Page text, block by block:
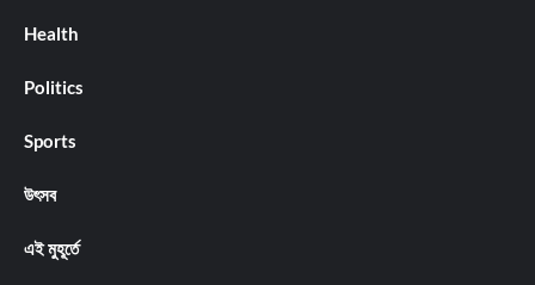
Health
Politics
Sports
উৎসব
এই মুহূর্তে